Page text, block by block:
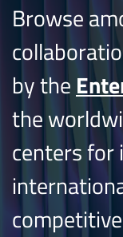
Browse
by the
the
centers for